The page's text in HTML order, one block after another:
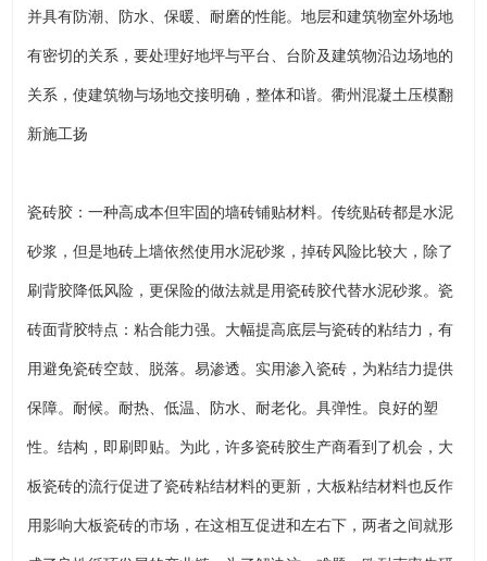
并具有防潮、防水、保暖、耐磨的性能。地层和建筑物室外场地
有密切的关系，要处理好地坪与平台、台阶及建筑物沿边场地的
关系，使建筑物与场地交接明确，整体和谐。衢州混凝土压模翻
新施工扬
瓷砖胶：一种高成本但牢固的墙砖铺贴材料。传统贴砖都是水泥
砂浆，但是地砖上墙依然使用水泥砂浆，掉砖风险比较大，除了
刷背胶降低风险，更保险的做法就是用瓷砖胶代替水泥砂浆。瓷
砖面背胶特点：粘合能力强。大幅提高底层与瓷砖的粘结力，有
用避免瓷砖空鼓、脱落。易渗透。实用渗入瓷砖，为粘结力提供
保障。耐候。耐热、低温、防水、耐老化。具弹性。良好的塑
性。结构，即刷即贴。为此，许多瓷砖胶生产商看到了机会，大
板瓷砖的流行促进了瓷砖粘结材料的更新，大板粘结材料也反作
用影响大板瓷砖的市场，在这相互促进和左右下，两者之间就形